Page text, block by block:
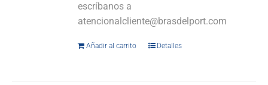
escríbanos a
atencionalcliente@brasdelport.com
Añadir al carrito Detalles